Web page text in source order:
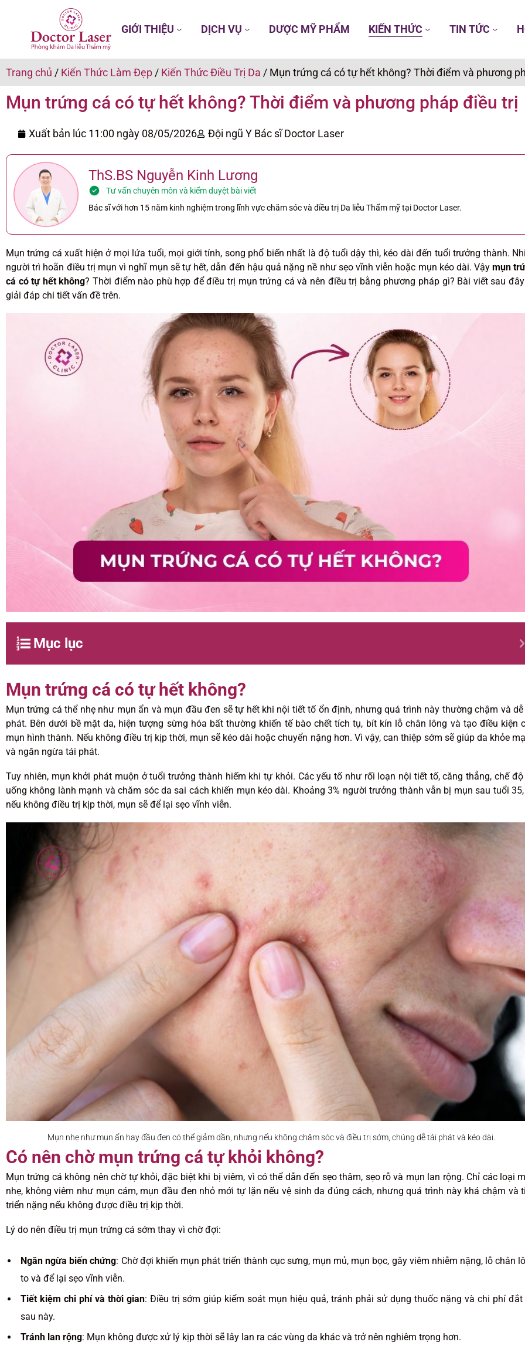
GIỚI THIỆU DỊCH VỤ DƯỢC MỸ PHẨM KIẾN THỨC TIN TỨC
Trang chủ / Kiến Thức Làm Đẹp / Kiến Thức Điều Trị Da / Mụn trứng cá có tự hết không? Thời điểm và phương
Mụn trứng cá có tự hết không? Thời điểm và phương pháp điều trị
Xuất bản lúc 11:00 ngày 08/05/2026 Đội ngũ Y Bác sĩ Doctor Laser
ThS.BS Nguyễn Kinh Lương
Tư vấn chuyên môn và kiểm duyệt bài viết
Bác sĩ với hơn 15 năm kinh nghiệm trong lĩnh vực chăm sóc và điều trị Da liễu Thẩm mỹ tại Doctor Laser.
Mụn trứng cá xuất hiện ở mọi lứa tuổi, mọi giới tính, song phổ biến nhất là độ tuổi dậy thì, kéo dài đến tuổi trưởng thành.
người trì hoãn điều trị mụn vì nghĩ mụn sẽ tự hết, dẫn đến hậu quả nặng nề như sẹo vĩnh viễn hoặc mụn kéo dài. Vậymụn
cá có tự hết không? Thời điểm nào phù hợp để điều trị mụn trứng cá và nên điều trị bằng phương pháp gì? Bài viết sau
giải đáp chi tiết vấn đề trên.
Mục lục
Mụn trứng cá có tự hết không?
Mụn trứng cá thể nhẹ như mụn ẩn và mụn đầu đen sẽ tự hết khi nội tiết tố ổn định, nhưng quá trình này thường chậm và
phát. Bên dưới bề mặt da, hiện tượng sừng hóa bất thường khiến tế bào chết tích tụ, bít kín lỗ chân lông và tạo điều kiện
mụn hình thành. Nếu không điều trị kịp thời, mụn sẽ kéo dài hoặc chuyển nặng hơn. Vì vậy, can thiệp sớm sẽ giúp da khỏe
và ngăn ngừa tái phát.
Tuy nhiên, mụn khởi phát muộn ở tuổi trưởng thành hiếm khi tự khỏi. Các yếu tố như rối loạn nội tiết tố, căng thẳng, chế
uống không lành mạnh và chăm sóc da sai cách khiến mụn kéo dài. Khoảng 3% người trưởng thành vẫn bị mụn sau tuổi
nếu không điều trị kịp thời, mụn sẽ để lại sẹo vĩnh viễn.
Mụn nhẹ như mụn ẩn hay đầu đen có thể giảm dần, nhưng nếu không chăm sóc và điều trị sớm, chúng dễ tái phát và kéo dài.
Có nên chờ mụn trứng cá tự khỏi không?
Mụn trứng cá không nên chờ tự khỏi, đặc biệt khi bị viêm, vì có thể dẫn đến sẹo thâm, sẹo rỗ và mụn lan rộng. Chỉ các loại
nhẹ, không viêm như mụn cám, mụn đầu đen nhỏ mới tự lặn nếu vệ sinh da đúng cách, nhưng quá trình này khá chậm và
triển nặng nếu không được điều trị kịp thời.
Lý do nên điều trị mụn trứng cá sớm thay vì chờ đợi:
Ngăn ngừa biến chứng: Chờ đợi khiến mụn phát triển thành cục sưng, mụn mủ, mụn bọc, gây viêm nhiễm nặng, lỗ chân
to và để lại sẹo vĩnh viễn.
Tiết kiệm chi phí và thời gian: Điều trị sớm giúp kiểm soát mụn hiệu quả, tránh phải sử dụng thuốc nặng và chi phí đắt
sau này.
Tránh lan rộng: Mụn không được xử lý kịp thời sẽ lây lan ra các vùng da khác và trở nên nghiêm trọng hơn.